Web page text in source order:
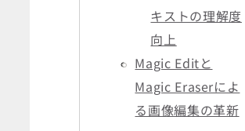
キストの理解度
向上
Magic Editと
Magic Eraserによ
る画像編集の革新